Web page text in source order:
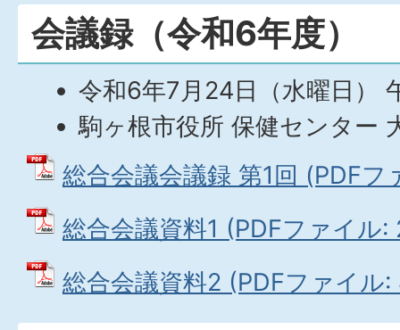
会議録（令和6年度）
令和6年7月24日（水曜日）
駒ヶ根市役所 保健センター
総合会議会議録 第1回 (PDF
総合会議資料1 (PDFファイル:
総合会議資料2 (PDFファイル